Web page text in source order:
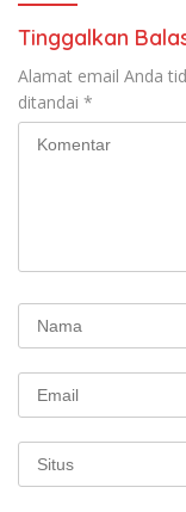
Tinggalkan
Alamat email Anda
ditandai *